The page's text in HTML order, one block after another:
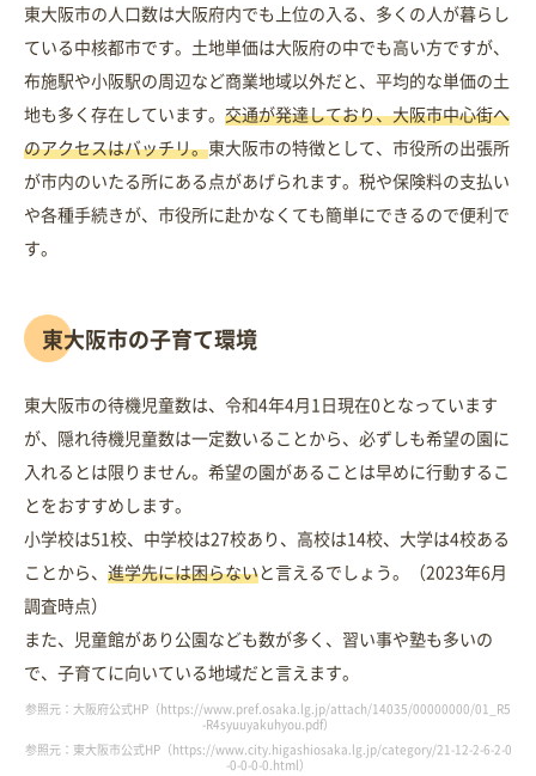
東大阪市の人口数は大阪府内でも上位の入る、多くの人が暮らし
ている中核都市です。土地単価は大阪府の中でも高い方ですが、
布施駅や小阪駅の周辺など商業地域以外だと、平均的な単価の土
地も多く存在しています。 交通が発達しており、大阪市中心街へ
のアクセスはバッチリ。東大阪市の特徴として、市役所の出張所
が市内のいたる所にある点があげられます。税や保険料の支払い
や各種手続きが、市役所に赴かなくても簡単にできるので便利で
す。
東大阪市の子育て環境
東大阪市の待機児童数は、令和4年4月1日現在0となっています
が、隠れ待機児童数は一定数いることから、必ずしも希望の園に
入れるとは限りません。希望の園があることは早めに行動するこ
とをおすすめします。
小学校は51校、中学校は27校あり、高校は14校、大学は4校ある
ことから、 進学先には困らないと言えるでしょう。（2023年6月
調査時点）
また、児童館があり公園なども数が多く、習い事や塾も多いの
で、子育てに向いている地域だと言えます。
参照元：大阪府公式HP（https://www.pref.osaka.lg.jp/attach/14035/00000000/01_R5
-R4syuuyakuhyou.pdf）
参照元：東大阪市公式HP（https://www.city.higashiosaka.lg.jp/category/21-12-2-6-2-0
-0-0-0-0.html）